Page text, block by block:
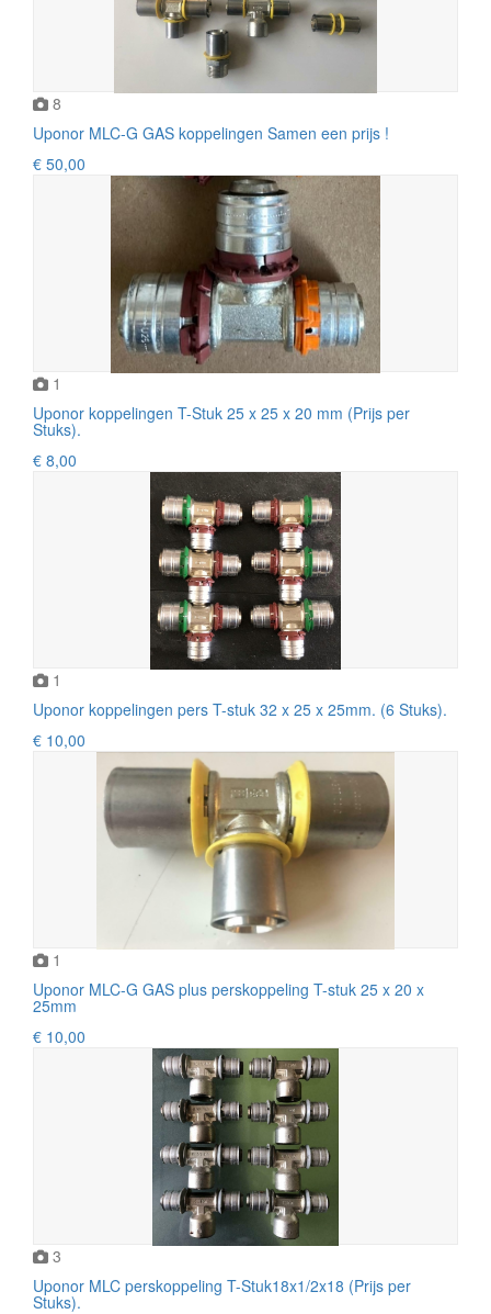
8
Uponor MLC-G GAS koppelingen Samen een prijs !
€ 50,00
1
Uponor koppelingen T-Stuk 25 x 25 x 20 mm (Prijs per
Stuks).
€ 8,00
1
Uponor koppelingen pers T-stuk 32 x 25 x 25mm. (6 Stuks).
€ 10,00
1
Uponor MLC-G GAS plus perskoppeling T-stuk 25 x 20 x
25mm
€ 10,00
3
Uponor MLC perskoppeling T-Stuk18x1/2x18 (Prijs per
Stuks).